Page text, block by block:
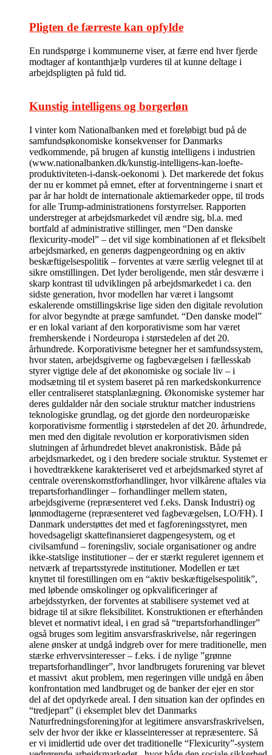
Pligten de færreste kan opfylde
En rundspørge i kommunerne viser, at færre end hver fjerde
modtager af kontanthjælp vurderes til at kunne deltage i
arbejdspligten på fuld tid.
Kunstig intelligens og borgerløn
I vinter kom Nationalbanken med et foreløbigt bud på de
samfundsøkonomiske konsekvenser for Danmarks
vedkommende, på brugen af kunstig intelligens i industrien
(www.nationalbanken.dk/kunstig-intelligens-kan-loefte-
produktiviteten-i-dansk-oekonomi ). Det markerede det fokus
der nu er kommet på emnet, efter at forventningerne i snart et
par år har holdt de internationale aktiemarkeder oppe, til trods
for alle Trump-administrationens forstyrrelser. Rapporten
understreger at arbejdsmarkedet vil ændre sig, bl.a. med
bortfald af administrative stillinger, men “Den danske
flexicurity-model” – det vil sige kombinationen af et fleksibelt
arbejdsmarked, en generøs dagpengeordning og en aktiv
beskæftigelsespolitik – forventes at være særlig velegnet til at
sikre omstillingen. Det lyder beroligende, men står desværre i
skarp kontrast til udviklingen på arbejdsmarkedet i ca. den
sidste generation, hvor modellen har været i langsomt
eskalerende omstillingskrise lige siden den digitale revolution
for alvor begyndte at præge samfundet. “Den danske model”
er en lokal variant af den korporativisme som har været
fremherskende i Nordeuropa i størstedelen af det 20.
århundrede. Korporativisme betegner her et samfundssystem,
hvor staten, arbejdsgiverne og fagbevægelsen i fællesskab
styrer vigtige dele af det økonomiske og sociale liv – i
modsætning til et system baseret på ren markedskonkurrence
eller centraliseret statsplanlægning. Økonomiske systemer har
deres guldalder når den sociale struktur matcher industriens
teknologiske grundlag, og det gjorde den nordeuropæiske
korporativisme formentlig i størstedelen af det 20. århundrede,
men med den digitale revolution er korporativismen siden
slutningen af århundredet blevet anakronistisk. Både på
arbejdsmarkedet, og i den bredere sociale struktur. Systemet er
i hovedtrækkene karakteriseret ved et arbejdsmarked styret af
centrale overenskomstforhandlinger, hvor vilkårene aftales via
trepartsforhandlinger – forhandlinger mellem staten,
arbejdsgiverne (repræsenteret ved f.eks. Dansk Industri) og
lønmodtagerne (repræsenteret ved fagbevægelsen, LO/FH). I
Danmark understøttes det med et fagforeningsstyret, men
hovedsageligt skattefinansieret dagpengesystem, og et
civilsamfund – foreningsliv, sociale organisationer og andre
ikke-statslige institutioner – der er stærkt reguleret igennem et
netværk af trepartsstyrede institutioner. Modellen er tæt
knyttet til forestillingen om en “aktiv beskæftigelsespolitik”,
med løbende omskolinger og opkvalificeringer af
arbejdsstyrken, der forventes at stabilisere systemet ved at
bidrage til at sikre fleksibilitet. Konstruktionen er efterhånden
blevet et normativt ideal, i en grad så “trepartsforhandlinger”
også bruges som legitim ansvarsfraskrivelse, når regeringen
alene ønsker at undgå indgreb over for mere traditionelle, men
stærke erhvervsinteresser – f.eks. i de nylige ”grønne
trepartsforhandlinger”, hvor landbrugets forurening var blevet
et massivt akut problem, men regeringen ville undgå en åben
konfrontation med landbruget og de banker der ejer en stor
del af det opdyrkede areal. I den situation kan der opfindes en
“tredjepart” (i eksemplet blev det Danmarks
Naturfredningsforening)for at legitimere ansvarsfraskrivelsen,
selv der hvor der ikke er klasseinteresser at repræsentere. Så
er vi imidlertid ude over det traditionelle “Flexicurity”-system